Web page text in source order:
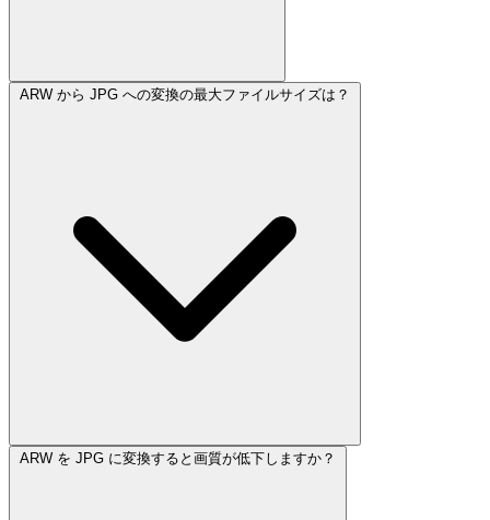
ARW から JPG への変換の最大ファイルサイズは？
ARW を JPG に変換すると画質が低下しますか？